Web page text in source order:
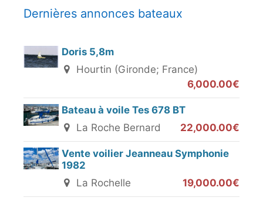
Dernières annonces bateaux
Doris 5,8m
Hourtin (Gironde; France)
6,000.00€
Bateau à voile Tes 678 BT
La Roche Bernard
22,000.00€
Vente voilier Jeanneau Symphonie
1982
La Rochelle
19,000.00€